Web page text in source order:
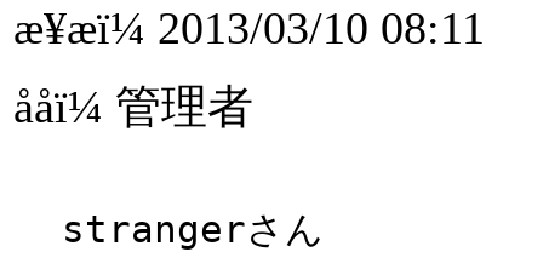
æ¥æï¼ 2013/03/10 08:11
ååï¼ 管理者
strangerさん